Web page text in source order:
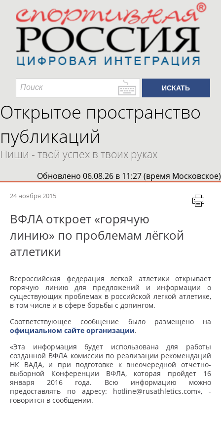
Открытое пространство
публикаций
Пиши - твой успех в твоих руках
Обновлено 06.08.26 в 11:27 (время Московское)
24 ноября 2015
ВФЛА откроет «горячую
линию» по проблемам лёгкой
атлетики
Всероссийская федерация легкой атлетики открывает
горячую линию для предложений и информации о
существующих проблемах в российской легкой атлетике,
в том числе и в сфере борьбы с допингом.
Соответствующее сообщение было размещено на
официальном сайте организации.
«Эта информация будет использована для работы
созданной ВФЛА комиссии по реализации рекомендаций
НК ВАДА, и при подготовке к внеочередной отчетно-
выборной Конференции ВФЛА, которая пройдет 16
января 2016 года. Всю информацию можно
предоставлять по адресу: hotline@rusathletics.com», -
говорится в сообщении.